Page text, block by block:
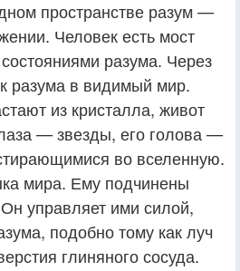
пространстве разум —
Человек есть мост
разума. Через
разума в видимый мир.
из кристалла, живот
— звезды, его голова —
во вселенную.
мира. Ему подчинены
управляет ими силой,
подобно тому как луч
глиняного сосуда.